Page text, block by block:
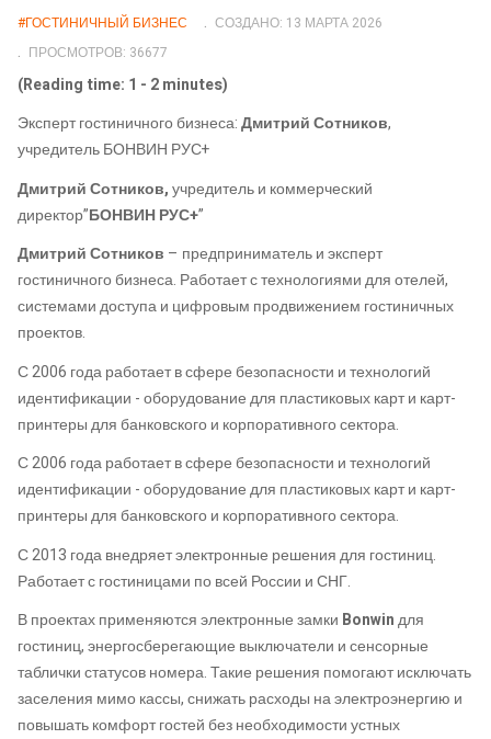
#ГОСТИНИЧНЫЙ БИЗНЕС
СОЗДАНО: 13 МАРТА 2026
ПРОСМОТРОВ: 36677
(Reading time: 1 - 2 minutes)
Эксперт гостиничного бизнеса:Дмитрий Сотников,
учредитель БОНВИН РУС+
Дмитрий Сотников,учредитель и коммерческий
директор”БОНВИН РУС+”
Дмитрий Сотников – предприниматель и эксперт
гостиничного бизнеса. Работает с технологиями для отелей,
системами доступа и цифровым продвижением гостиничных
проектов.
С 2006 года работает в сфере безопасности и технологий
идентификации - оборудование для пластиковых карт и карт-
принтеры для банковского и корпоративного сектора.
С 2006 года работает в сфере безопасности и технологий
идентификации - оборудование для пластиковых карт и карт-
принтеры для банковского и корпоративного сектора.
С 2013 года внедряет электронные решения для гостиниц.
Работает с гостиницами по всей России и СНГ.
В проектах применяются электронные замки Bonwinдля
гостиниц, энергосберегающие выключатели и сенсорные
таблички статусов номера. Такие решения помогают исключать
заселения мимо кассы, снижать расходы на электроэнергию и
повышать комфорт гостей без необходимости устных